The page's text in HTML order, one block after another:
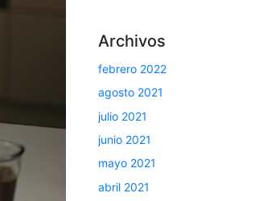
Archivos
febrero 2022
agosto 2021
julio 2021
junio 2021
mayo 2021
abril 2021